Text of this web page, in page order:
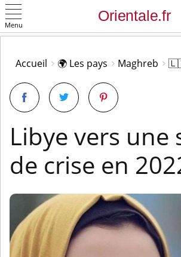
Menu
Accueil 🌍 Les pays Maghreb
Libye vers une
de crise en